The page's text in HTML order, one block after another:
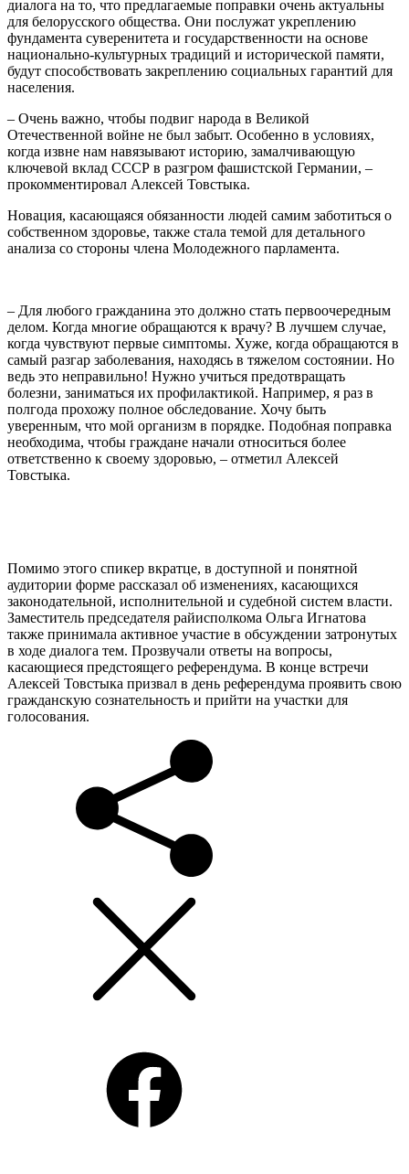
диалога на то, что предлагаемые поправки очень актуальны
для белорусского общества. Они послужат укреплению
фундамента суверенитета и государственности на основе
национально-культурных традиций и исторической памяти,
будут способствовать закреплению социальных гарантий для
населения.
– Очень важно, чтобы подвиг народа в Великой
Отечественной войне не был забыт. Особенно в условиях,
когда извне нам навязывают историю, замалчивающую
ключевой вклад СССР в разгром фашистской Германии, –
прокомментировал Алексей Товстыка.
Новация, касающаяся обязанности людей самим заботиться о
собственном здоровье, также стала темой для детального
анализа со стороны члена Молодежного парламента.
– Для любого гражданина это должно стать первоочередным
делом. Когда многие обращаются к врачу? В лучшем случае,
когда чувствуют первые симптомы. Хуже, когда обращаются в
самый разгар заболевания, находясь в тяжелом состоянии. Но
ведь это неправильно! Нужно учиться предотвращать
болезни, заниматься их профилактикой. Например, я раз в
полгода прохожу полное обследование. Хочу быть
уверенным, что мой организм в порядке. Подобная поправка
необходима, чтобы граждане начали относиться более
ответственно к своему здоровью, – отметил Алексей
Товстыка.
Помимо этого спикер вкратце, в доступной и понятной
аудитории форме рассказал об изменениях, касающихся
законодательной, исполнительной и судебной систем власти.
Заместитель председателя райисполкома Ольга Игнатова
также принимала активное участие в обсуждении затронутых
в ходе диалога тем. Прозвучали ответы на вопросы,
касающиеся предстоящего референдума. В конце встречи
Алексей Товстыка призвал в день референдума проявить свою
гражданскую сознательность и прийти на участки для
голосования.